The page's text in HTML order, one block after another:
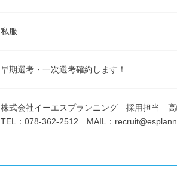
私服
早期選考・一次選考確約します！
株式会社イーエスプランニング 採用担当
TEL：078-362-2512 MAIL：